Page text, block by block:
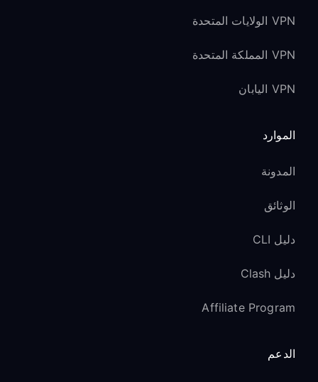
VPN الولايات المتحدة
VPN المملكة المتحدة
VPN اليابان
الموارد
المدونة
الوثائق
دليل CLI
دليل Clash
Affiliate Program
الدعم